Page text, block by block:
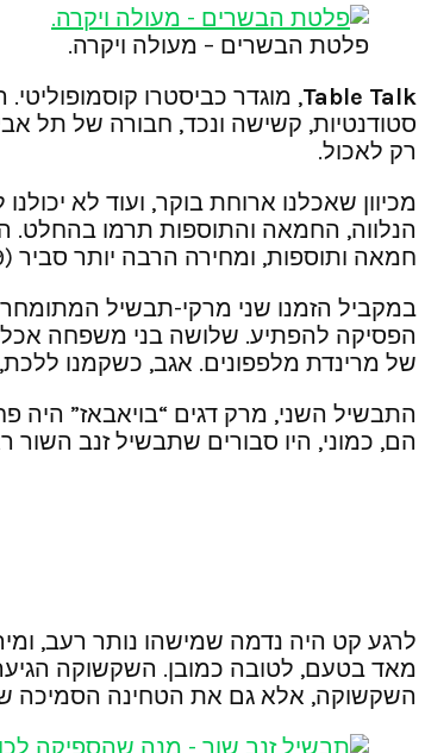
פלטת הבשרים – מעולה ויקרה.
Table Talk, מוגדר כביסטרו
רק לאכול.
הנלווה, החמאה והתוספות תרמו בהחלט.
חמאה ותוספות, ומחירה הרבה יותר סביר (59 ₪),
הפסיקה להפתיע. שלושה בני משפחה
של מרינדת מלפפונים. אגב, כשקמנו
התבשיל השני, מרק דגים “בויאבאז” היה
הם, כמוני, היו סבורים שתבשיל זנב
לרגע קט היה נדמה שמישהו נותר רעב,
מאד בטעם, לטובה כמובן. השקשוקה
השקשוקה, אלא גם את הטחינה הסמיכה